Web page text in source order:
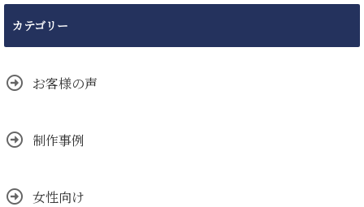
カテゴリー
お客様の声
制作事例
女性向け